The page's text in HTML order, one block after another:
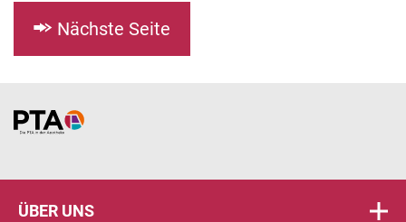
Nächste Seite
Home
ÜBER UNS